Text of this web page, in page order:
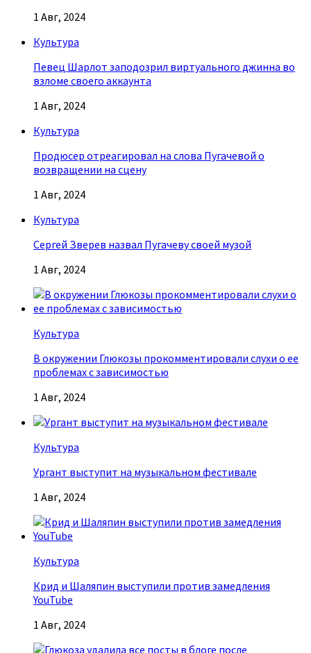
1 Авг, 2024
Культура
Певец Шарлот заподозрил виртуального джинна во
взломе своего аккаунта
1 Авг, 2024
Культура
Продюсер отреагировал на слова Пугачевой о
возвращении на сцену
1 Авг, 2024
Культура
Сергей Зверев назвал Пугачеву своей музой
1 Авг, 2024
Культура
В окружении Глюкозы прокомментировали слухи о ее
проблемах с зависимостью
1 Авг, 2024
Культура
Ургант выступит на музыкальном фестивале
1 Авг, 2024
Культура
Крид и Шаляпин выступили против замедления
YouTube
1 Авг, 2024